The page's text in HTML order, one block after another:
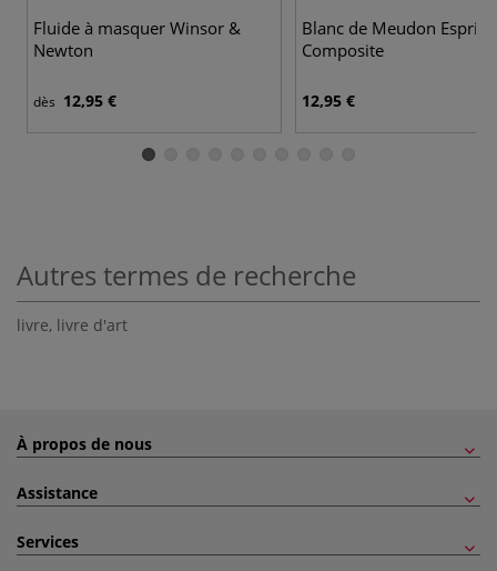
Fluide à masquer Winsor &
Newton
dès 12,95 €
Blanc de Meudon Esprit
Composite
12,95 €
Autres termes de recherche
livre, livre d'art
À propos de nous
Assistance
Services